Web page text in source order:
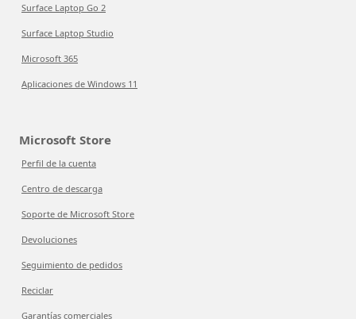
Surface Laptop Go 2
Surface Laptop Studio
Microsoft 365
Aplicaciones de Windows 11
Microsoft Store
Perfil de la cuenta
Centro de descarga
Soporte de Microsoft Store
Devoluciones
Seguimiento de pedidos
Reciclar
Garantías comerciales